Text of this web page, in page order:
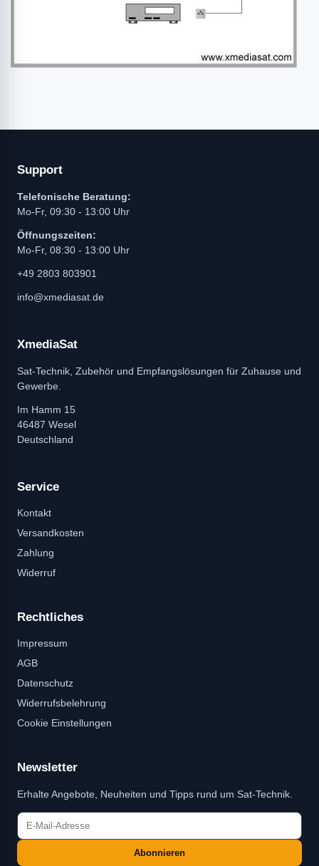
Support
Telefonische Beratung:
Mo-Fr, 09:30 - 13:00 Uhr
Öffnungszeiten:
Mo-Fr, 08:30 - 13:00 Uhr
+49 2803 803901
info@xmediasat.de
XmediaSat
Sat-Technik, Zubehör und Empfangslösungen für Zuhause und
Gewerbe.
Im Hamm 15
46487 Wesel
Deutschland
Service
Kontakt
Versandkosten
Zahlung
Widerruf
Rechtliches
Impressum
AGB
Datenschutz
Widerrufsbelehrung
Cookie Einstellungen
Newsletter
Erhalte Angebote, Neuheiten und Tipps rund um Sat-Technik.
Abonnieren